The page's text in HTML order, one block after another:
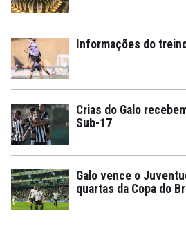
Informações do
Crias do Galo
Sub-17
Galo vence o
quartas da Copa do